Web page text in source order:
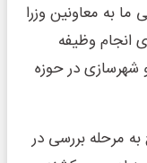
به معاونین وزرا
انجام وظیفه
شهرسازی در حوزه
مرحله بررسی در